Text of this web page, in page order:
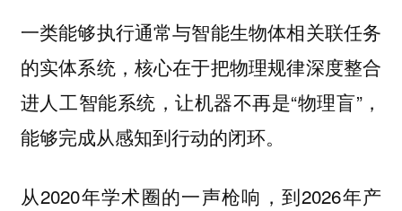
一类能够执行通常与智能生物体相关联任务
的实体系统，核心在于把物理规律深度整合
进人工智能系统，让机器不再是“物理盲”，
能够完成从感知到行动的闭环。
从2020年学术圈的一声枪响，到2026年产